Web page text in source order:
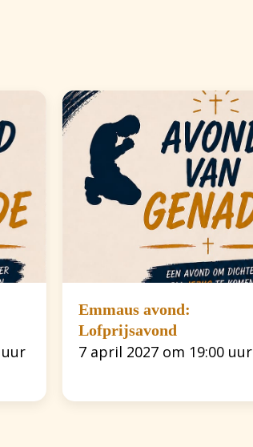
uur
Emmaus avond:
Lofprijsavond
7 april 2027 om 19:00 uur